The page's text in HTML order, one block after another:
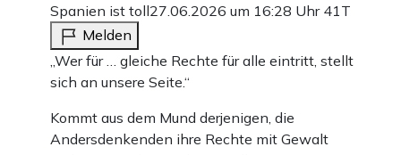
Spanien ist toll27.06.2026 um 16:28 Uhr 41T
Melden
„Wer für … gleiche Rechte für alle eintritt, stellt
sich an unsere Seite.“
Kommt aus dem Mund derjenigen, die
Andersdenkenden ihre Rechte mit Gewalt